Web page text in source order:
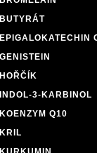
BUTYRÁT
EPIGALOKATECHIN
GENISTEIN
HOŘČÍK
INDOL-3-KARBINOL
KOENZYM Q10
KRIL